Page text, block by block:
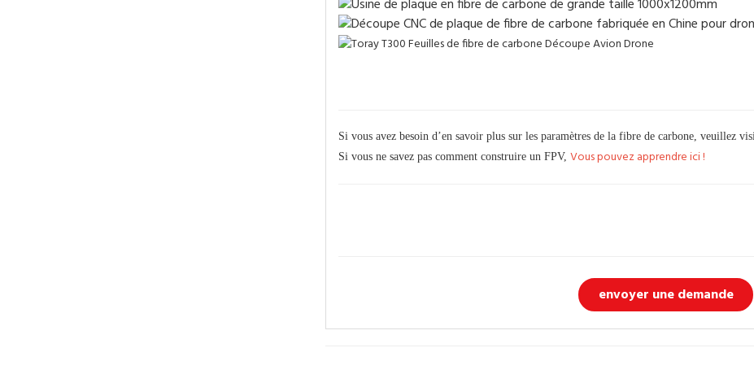
Si vous avez besoin d’en savoir plus sur les paramètres de la fibre de carbone, veuillez
Si vous ne savez pas comment construire un FPV, Vous pouvez apprendre ici !
envoyer une demande